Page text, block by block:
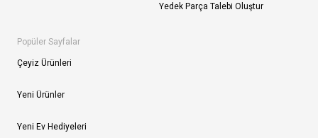
Yedek Parça Talebi Oluştur
Popüler Sayfalar
Çeyiz Ürünleri
Yeni Ürünler
Yeni Ev Hediyeleri